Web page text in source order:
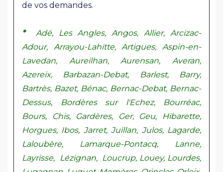
de vos demandes.
*Adé, Les Angles, Angos, Allier, Arcizac-
Adour, Arrayou-Lahitte, Artigues, Aspin-en-
Lavedan, Aureilhan, Aurensan, Averan,
Azereix, Barbazan-Debat, Barlest, Barry,
Bartrès, Bazet, Bénac, Bernac-Debat, Bernac-
Dessus, Bordères sur l'Echez, Bourréac,
Bours, Chis, Gardères, Ger, Geu, Hibarette,
Horgues, Ibos, Jarret, Juillan, Julos, Lagarde,
Laloubère, Lamarque-Pontacq, Lanne,
Layrisse, Lézignan, Loucrup, Louey, Lourdes,